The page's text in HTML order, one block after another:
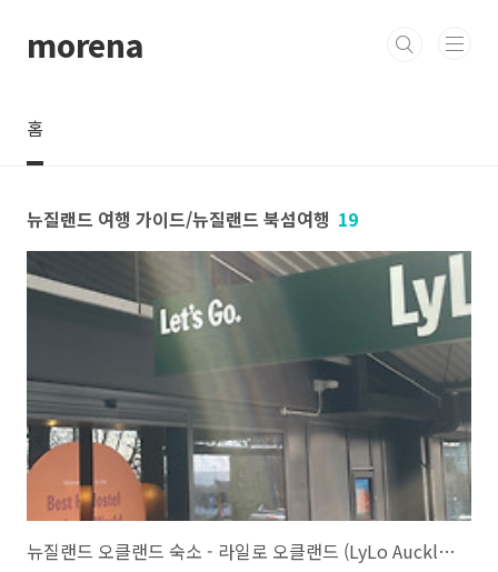
morena
홈
뉴질랜드 여행 가이드/뉴질랜드 북섬여행 19
뉴질랜드 오클랜드 숙소 - 라일로 오클랜드 (LyLo Auckland)